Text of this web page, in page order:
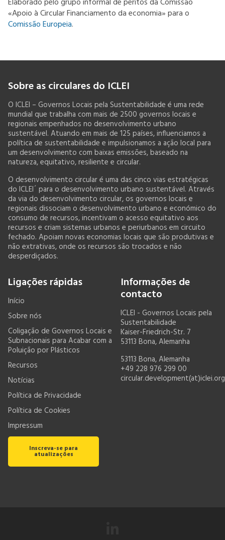
«Apoio à Circular Financiamento da economia» para o
Comissão Europeia.
Sobre as circulares do ICLEI
O ICLEI – Governos Locais pela Sustentabilidade é uma rede
mundial que trabalha com mais de 2500 governos locais e
regionais empenhados no desenvolvimento urbano
sustentável. Atuando em mais de 125 países, influenciamos a
política de sustentabilidade e impulsionamos a ação local para
um desenvolvimento com baixas emissões, baseado na
natureza, equitativo, resiliente e circular.
O desenvolvimento circular é uma das cinco vias estratégicas
do ICLEI´ para o desenvolvimento urbano sustentável. Através
da via do desenvolvimento circular, os governos locais e
regionais dissociam o desenvolvimento urbano e económico do
consumo de recursos, incentivam o acesso equitativo aos
recursos e criam sistemas urbanos e periurbanos em circuito
fechado. Apoiam novas economias locais que são produtivas e
não extrativas, onde os recursos são trocados e não
desperdiçados.
Ligações rápidas
Início
Sobre nós
Coligação de Governos Locais e
Subnacionais para Acabar com a
Poluição por Plásticos
Recursos
Notícias
Política de Privacidade
Política de Cookies
Impressum
Inscreva-se para
atualizações
Informações de
contacto
ICLEI - Governos Locais pela
Sustentabilidade
Kaiser-Friedrich-Str. 7
53113 Bona, Alemanha
53113 Bona, Alemanha
+49 228 976 299 00
circular.development(at)iclei.org